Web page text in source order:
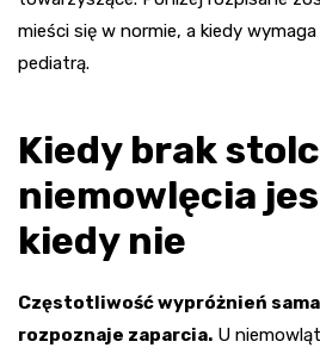
mieści się w normie, a kiedy
pediatrą.
Kiedy brak
niemowlęcia
kiedy nie
Częstotliwość wypróżnień
rozpoznaje zaparcia. U